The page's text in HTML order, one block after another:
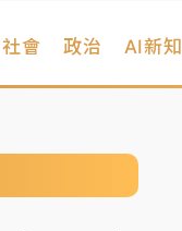
社會 政治 AI新知